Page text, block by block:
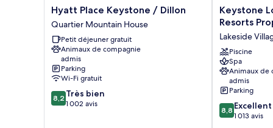
Hyatt
Place
Keystone
/
Dillon
Quartier
Mountain
House
Hyatt Place Keystone / Dillon
Quartier Mountain House
Petit déjeuner gratuit
Animaux de compagnie
admis
Parking
Wi-Fi gratuit
8.2
sur
8,2 Très bien
1 002 avis
Keystone
Lodge
Spa,
A
Vail
Resorts
Property
Lakeside
Village
Keystone
Resorts
Lakeside
Piscine
Spa
Animaux de
admis
Parking
8.8
sur
8,8 Excellent
1 013 avis